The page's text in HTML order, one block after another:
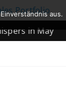
|
May |
aus.